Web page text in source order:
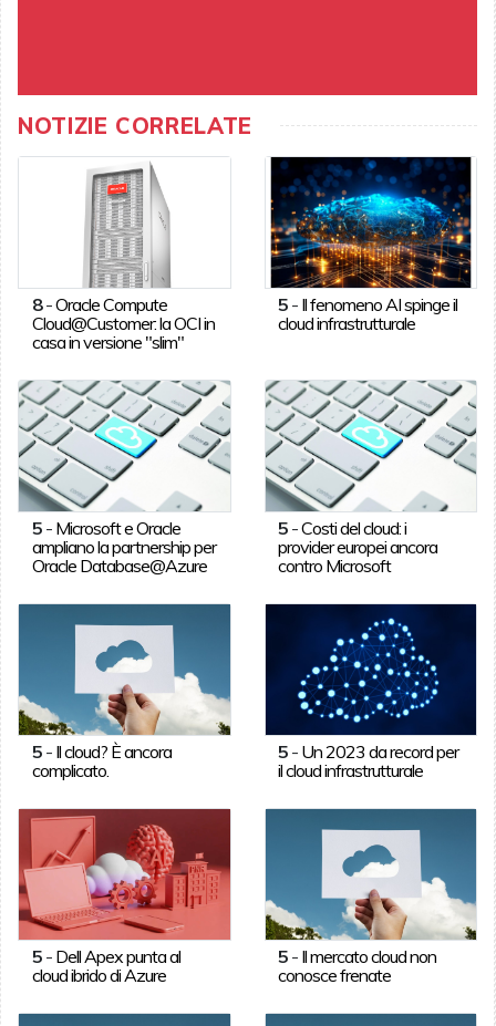
NOTIZIE CORRELATE
8-Oracle Compute
Cloud@Customer: la OCI in
casa in versione "slim"
5 - Il fenomeno AI spinge il
cloud infrastrutturale
5- Microsoft e Oracle
ampliano la partnership per
Oracle Database@Azure
5 -Costi del cloud: i
provider europei ancora
contro Microsoft
5- Il cloud? È ancora
complicato.
5 - Un 2023 da record per
il cloud infrastrutturale
5- Dell Apex punta al
cloud ibrido di Azure
5 - Il mercato cloud non
conosce frenate